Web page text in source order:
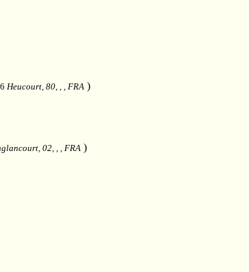
Heucourt, 80, , , FRA )
02, , , FRA )